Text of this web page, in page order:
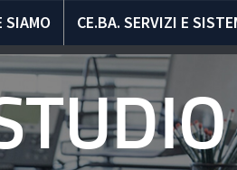
SIAMO CE.BA. SERVIZI E